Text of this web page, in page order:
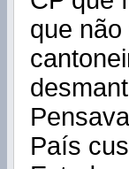
que
País